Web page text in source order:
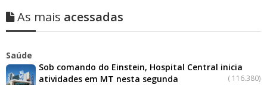
As mais acessadas
Saúde
Sob comando do Einstein, Hospital Central inicia
atividades em MT nesta segunda
( 116.380)